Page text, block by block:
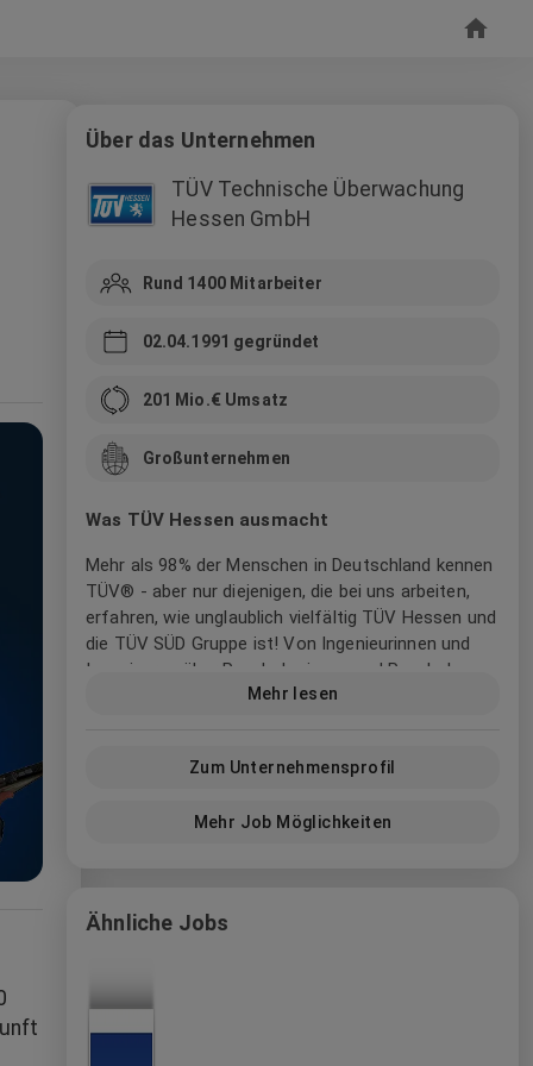
Über das Unternehmen
TÜV Technische Überwachung
Hessen GmbH
Rund 1400Mitarbeiter
02.04.1991 gegründet
201 Mio.€ Umsatz
Großunternehmen
Was TÜV Hessen ausmacht
Mehr als 98% der Menschen in Deutschland kennen
TÜV® - aber nur diejenigen, die bei uns arbeiten,
erfahren, wie unglaublich vielfältig TÜV Hessen und
die TÜV SÜD Gruppe ist! Von Ingenieurinnen und
Ingenieuren über Psychologinnen und Psychologen,
von Betriebswirtinnen und Betriebswirten bis
alle finden bei uns ihren Traumjob.
technische Anlagen und Produkte sicher
funktionieren und geben so Ihrer Zukunft
Mensch, Technik und Umwelt. Mit vielfältigen
Dienstleistungen rund ums Auto machen wir
Mehr lesen
Zum Unternehmensprofil
Mehr Job Möglichkeiten
Ähnliche Jobs